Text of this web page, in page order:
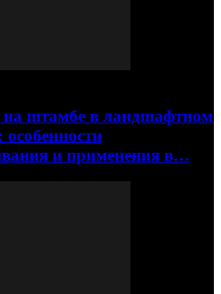
на штамбе в ландшафтном
особенности
и применения в…